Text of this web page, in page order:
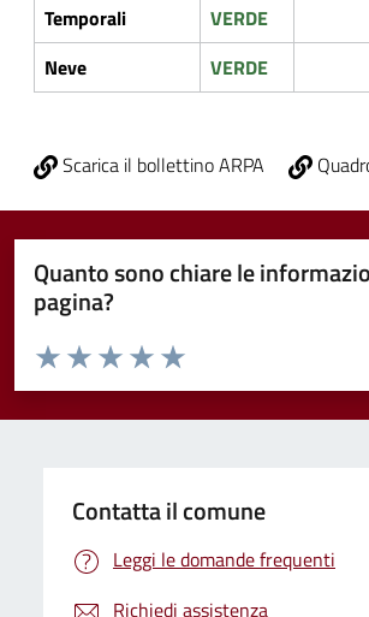
Temporali
VERDE
Neve
VERDE
Scarica il bollettino ARPA
Quanto sono chiare le
pagina?
Valuta da 1 a 5 stelle la pagina
Valuta 5 stelle su 5
Valuta 4 stelle su 5
Valuta 3 stelle su 5
Valuta 2 stelle su 5
Valuta 1 stelle su 5
Contatta il comune
Leggi le domande frequenti
Richiedi assistenza